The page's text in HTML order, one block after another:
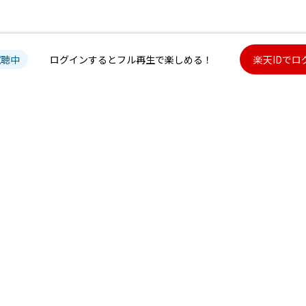
中 ログインするとフル再生で楽しめる！ 楽天IDでロ